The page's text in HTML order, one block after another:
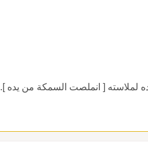
لملاسته [ انملصت السمكة من يده ].